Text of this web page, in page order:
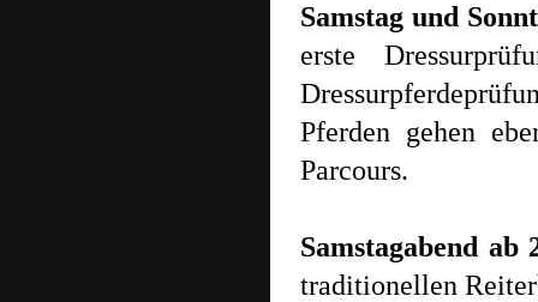
Samstag und
erste
Pferden gehen
Parcours.
Samstagabend ab
traditionellen